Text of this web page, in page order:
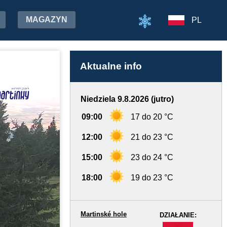
MAGAZYN PL
Aktualne info
Niedziela 9.8.2026 (jutro)
09:00 17 do 20 °C
12:00 21 do 23 °C
15:00 23 do 24 °C
18:00 19 do 23 °C
DZIAŁANIE:
Martinské hole